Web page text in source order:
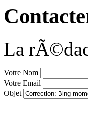
La
Votre Nom
Votre Email
Objet